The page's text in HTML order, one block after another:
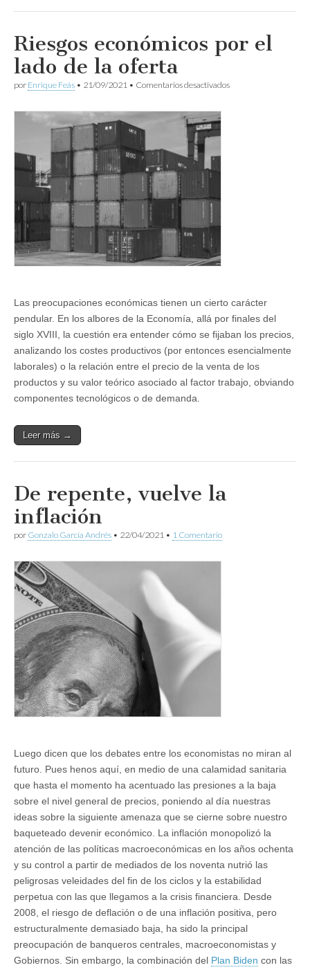
Riesgos económicos por el
lado de la oferta
por Enrique Feás • 21/09/2021 • Comentarios desactivadosen
Las preocupaciones económicas tienen un cierto carácter
pendular. En los albores de la Economía, allá por finales del
siglo XVIII, la cuestión era entender cómo se fijaban los precios,
analizando los costes productivos (por entonces esencialmente
laborales) o la relación entre el precio de la venta de los
productos y su valor teórico asociado al factor trabajo, obviando
componentes tecnológicos o de demanda.
Leer más →
De repente, vuelve la
inflación
por Gonzalo García Andrés • 22/04/2021 • 1 Comentario
Luego dicen que los debates entre los economistas no miran al
futuro. Pues henos aquí, en medio de una calamidad sanitaria
que hasta el momento ha acentuado las presiones a la baja
sobre el nivel general de precios, poniendo al día nuestras
ideas sobre la siguiente amenaza que se cierne sobre nuestro
baqueteado devenir económico. La inflación monopolizó la
atención de las políticas macroeconómicas en los años ochenta
y su control a partir de mediados de los noventa nutrió las
peligrosas veleidades del fin de los ciclos y la estabilidad
perpetua con las que llegamos a la crisis financiera. Desde
2008, el riesgo de deflación o de una inflación positiva, pero
estructuralmente demasiado baja, ha sido la principal
preocupación de banqueros centrales, macroeconomistas y
Gobiernos. Sin embargo, la combinación del Plan Biden con las